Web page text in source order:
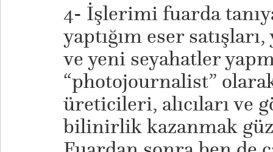
4- İşlerimi fuarda
yaptığım eser
ve yeni seyahatler
“photojournalist”
üreticileri, alıcıları ve
bilinirlik kazanmak